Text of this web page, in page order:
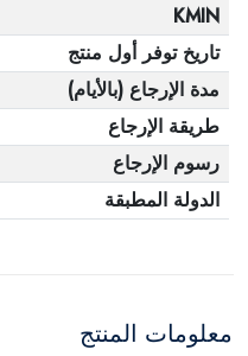
KMIN
تاريخ توفر أول منتج
مدة الإرجاع (بالأيام)
طريقة الإرجاع
رسوم الإرجاع
الدولة المطبقة
معلومات المنتج